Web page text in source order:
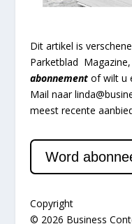
Dit artikel is
Parketblad
abonnement of wilt u
Mail naar
meest recente
Word
Copyright
© 2026 Business